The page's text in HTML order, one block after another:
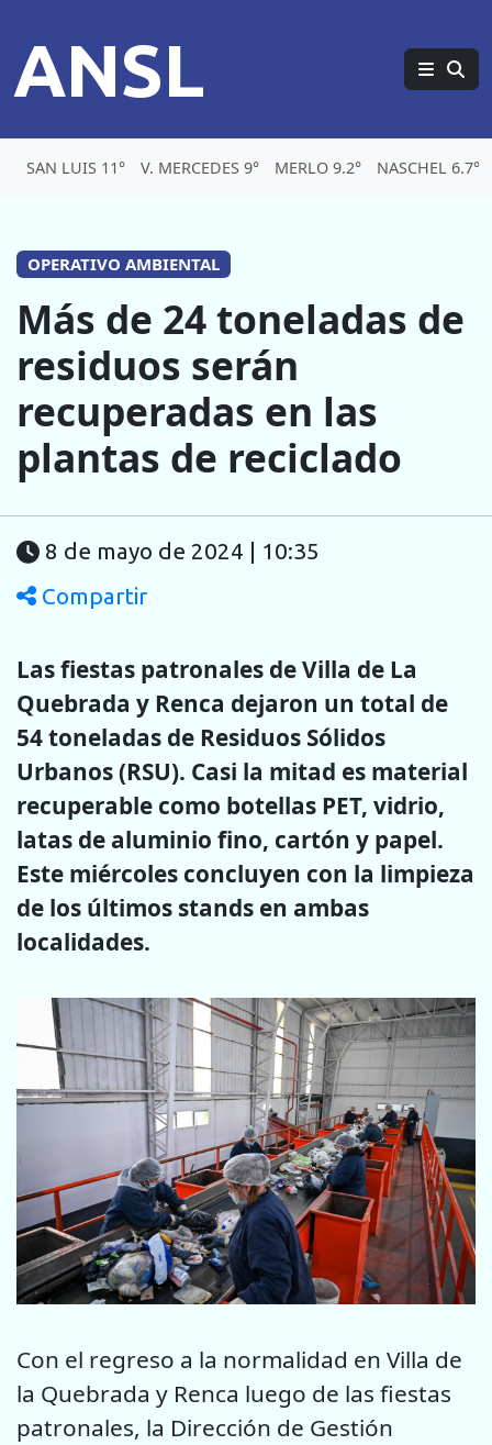
ANSL
SAN LUIS 11° V. MERCEDES 9° MERLO 9.2° NASCHEL 6.7°
OPERATIVO AMBIENTAL
Más de 24 toneladas de
residuos serán
recuperadas en las
plantas de reciclado
8 de mayo de 2024 | 10:35
Compartir
Las fiestas patronales de Villa de La
Quebrada y Renca dejaron un total de
54 toneladas de Residuos Sólidos
Urbanos (RSU). Casi la mitad es material
recuperable como botellas PET, vidrio,
latas de aluminio fino, cartón y papel.
Este miércoles concluyen con la limpieza
de los últimos stands en ambas
localidades.
Con el regreso a la normalidad en Villa de
la Quebrada y Renca luego de las fiestas
patronales, la Dirección de Gestión